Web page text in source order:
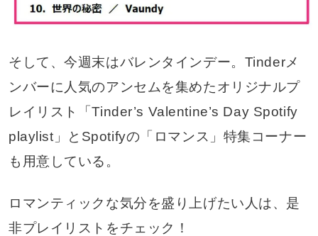
そして、今週末はバレンタインデー。Tinderメ
ンバーに人気のアンセムを集めたオリジナルプ
レイリスト「Tinder’s Valentine’s Day Spotify
playlist」とSpotifyの「ロマンス」特集コーナー
も用意している。
ロマンティックな気分を盛り上げたい人は、是
非プレイリストをチェック！